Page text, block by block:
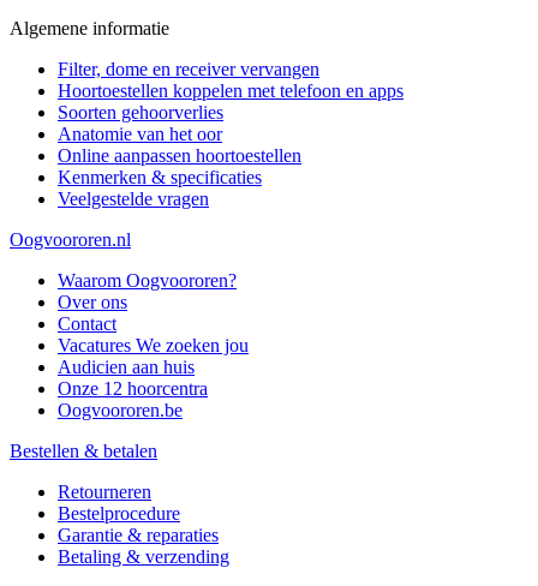
Algemene informatie
Filter, dome en receiver vervangen
Hoortoestellen koppelen met telefoon en apps
Soorten gehoorverlies
Anatomie van het oor
Online aanpassen hoortoestellen
Kenmerken & specificaties
Veelgestelde vragen
Oogvoororen.nl
Waarom Oogvoororen?
Over ons
Contact
Vacatures We zoeken jou
Audicien aan huis
Onze 12 hoorcentra
Oogvoororen.be
Bestellen & betalen
Retourneren
Bestelprocedure
Garantie & reparaties
Betaling & verzending